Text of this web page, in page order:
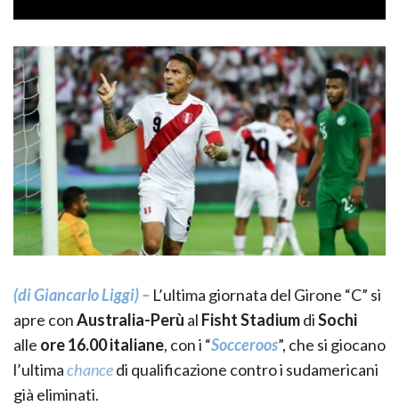
(di Giancarlo Liggi) – L’ultima giornata del Girone “C” si
apre conAustralia-Perù al FishtStadiumdiSochi
alle ore 16.00italiane, con i “Socceroos”, che si giocano
l’ultimachancedi qualificazione contro i sudamericani
già eliminati.